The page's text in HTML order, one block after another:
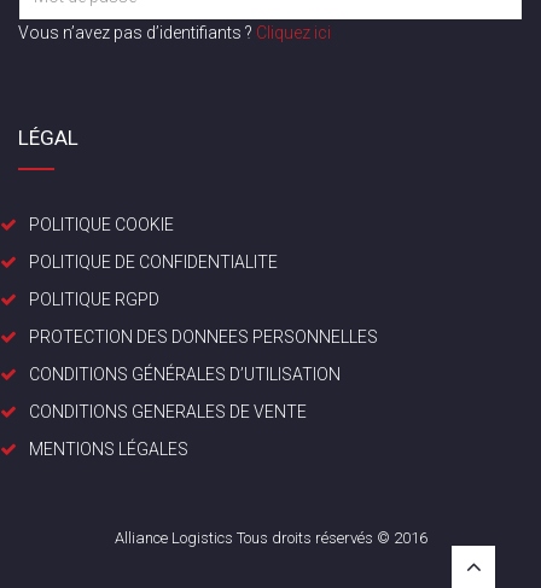
Vous n’avez pas d’identifiants ? Cliquez ici
LÉGAL
POLITIQUE COOKIE
POLITIQUE DE CONFIDENTIALITE
POLITIQUE RGPD
PROTECTION DES DONNEES PERSONNELLES
CONDITIONS GÉNÉRALES D’UTILISATION
CONDITIONS GENERALES DE VENTE
MENTIONS LÉGALES
Alliance Logistics Tous droits réservés © 2016